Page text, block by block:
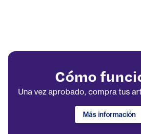
Cómo
Una vez aprobado, compra tus
Más información